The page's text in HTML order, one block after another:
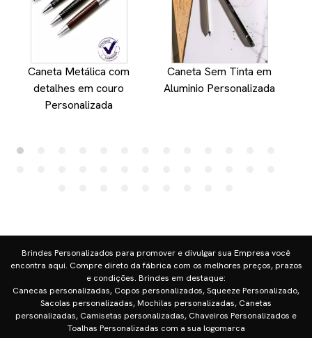
Caneta Metálica com
detalhes em couro
Personalizada
Caneta Sem Tinta em
Aluminio Personalizada
Brindes Personalizados para promover e divulgar sua Empresa você
encontra aqui. Compre direto da fábrica com os melhores preços, prazos
e condições. Brindes em destaque:
Canecas personalizadas, Copos personalizados, Squeeze Personalizado,
Sacolas personalizadas, Mochilas personalizadas, Canetas
personalizadas, Camisetas personalizadas, Chaveiros Personalizados e
Toalhas Personalizadas com a sua logomarca